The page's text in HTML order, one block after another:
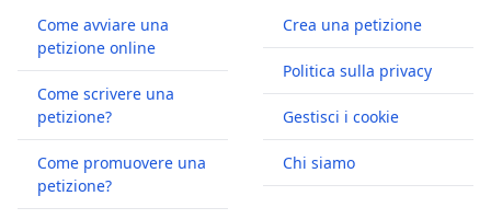
Come avviare una
petizione online
Come scrivere una
petizione?
Come promuovere una
petizione?
Crea una petizione
Politica sulla privacy
Gestisci i cookie
Chi siamo